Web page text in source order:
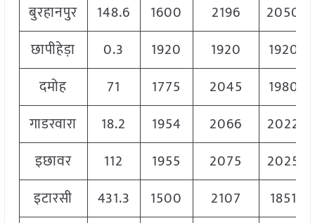
बुरहानपुर
148.6 1600 2196
2050
छापीहेड़ा
0.3 1920 1920
1920
दमोह
71 1775 2045
1980
गाडरवारा
18.2 1954 2066
2022
इछावर
112 1955 2075
2025
इटारसी
431.3 1500 2107
1851